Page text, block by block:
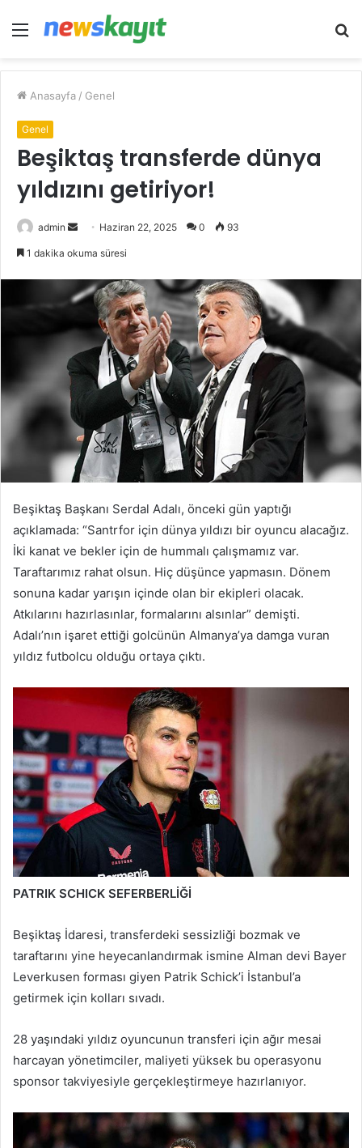
Menü
Anasayfa / Genel
Genel
Beşiktaş transferde dünya
yıldızını getiriyor!
admin
Bir
göndermek
Haziran 22, 2025 0 93
1 dakika okuma süresi
Beşiktaş Başkanı Serdal Adalı, önceki gün yaptığı
açıklamada: “Santrfor için dünya yıldızı bir oyuncu alacağız.
İki kanat ve bekler için de hummalı çalışmamız var.
Taraftarımız rahat olsun. Hiç düşünce yapmasın. Dönem
sonuna kadar yarışın içinde olan bir ekipleri olacak.
Atkılarını hazırlasınlar, formalarını alsınlar” demişti.
Adalı’nın işaret ettiği golcünün Almanya’ya damga vuran
yıldız futbolcu olduğu ortaya çıktı.
PATRIK SCHICK SEFERBERLİĞİ
Beşiktaş İdaresi, transferdeki sessizliği bozmak ve
taraftarını yine heyecanlandırmak ismine Alman devi Bayer
Leverkusen forması giyen Patrik Schick’i İstanbul’a
getirmek için kolları sıvadı.
28 yaşındaki yıldız oyuncunun transferi için ağır mesai
harcayan yönetimciler, maliyeti yüksek bu operasyonu
sponsor takviyesiyle gerçekleştirmeye hazırlanıyor.